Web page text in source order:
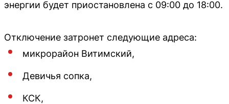
энергии будет приостановлена с 09:00 до 18:00.
Отключение затронет следующие адреса:
микрорайон Витимский,
Девичья сопка,
КСК,